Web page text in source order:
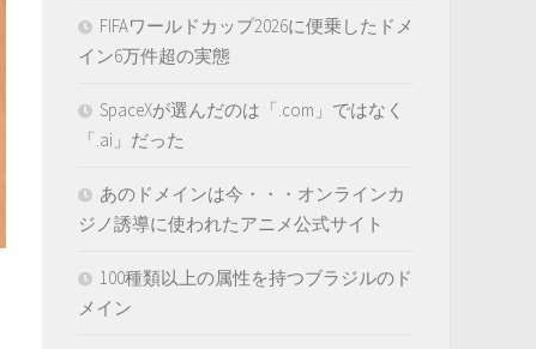
FIFAワールドカップ2026に便乗したドメ
イン6万件超の実態
SpaceXが選んだのは「.com」ではなく
「.ai」だった
あのドメインは今・・・オンラインカ
ジノ誘導に使われたアニメ公式サイト
100種類以上の属性を持つブラジルのド
メイン